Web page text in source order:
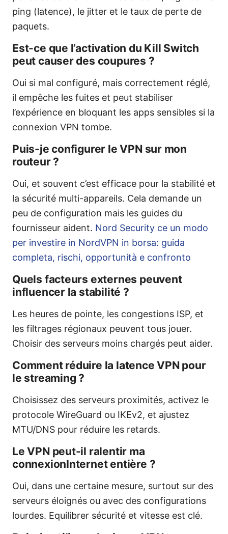
ping (latence), le jitter et le taux de perte de
paquets.
Est-ce que l’activation du Kill Switch
peut causer des coupures ?
Oui si mal configuré, mais correctement réglé,
il empêche les fuites et peut stabiliser
l’expérience en bloquant les apps sensibles si la
connexion VPN tombe.
Puis-je configurer le VPN sur mon
routeur ?
Oui, et souvent c’est efficace pour la stabilité et
la sécurité multi-appareils. Cela demande un
peu de configuration mais les guides du
fournisseur aident. Nord Security ce un modo
per investire in NordVPN in borsa: guida
completa, rischi, opportunità e confronto
Quels facteurs externes peuvent
influencer la stabilité ?
Les heures de pointe, les congestions ISP, et
les filtrages régionaux peuvent tous jouer.
Choisir des serveurs moins chargés peut aider.
Comment réduire la latence VPN pour
le streaming ?
Choisissez des serveurs proximités, activez le
protocole WireGuard ou IKEv2, et ajustez
MTU/DNS pour réduire les retards.
Le VPN peut-il ralentir ma
connexionInternet entière ?
Oui, dans une certaine mesure, surtout sur des
serveurs éloignés ou avec des configurations
lourdes. Equilibrer sécurité et vitesse est clé.